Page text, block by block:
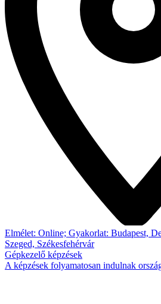
Elmélet: Online; Gyakorlat: Budapest,
Szeged, Székesfehérvár
Gépkezelő képzések
A képzések folyamatosan indulnak